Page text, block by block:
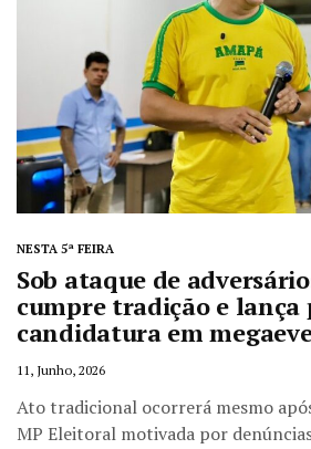
NESTA 5ª FEIRA
Sob ataque de
cumpre tradição e lança
candidatura em
11, Junho, 2026
Ato tradicional ocorrerá mesmo
MP Eleitoral motivada por